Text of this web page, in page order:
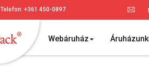
Telefon: +361 450-0897
Webáruház